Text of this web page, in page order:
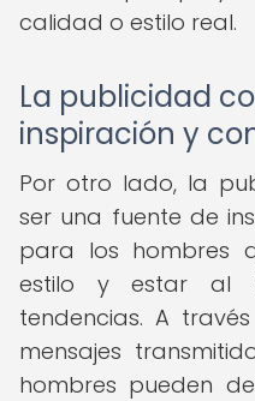
calidad o estilo real.
La publicidad
inspiración y
Por otro lado, la
ser una fuente de
para los hombres
estilo y estar al
tendencias. A
mensajes
hombres pueden